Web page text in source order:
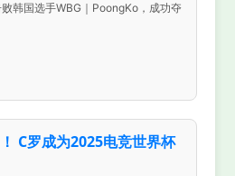
韩国选手WBG｜PoongKo，成功夺
C罗成为2025电竞世界杯